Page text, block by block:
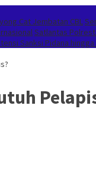
Cat Jembatan CBL
Satlantas
Sanksi Pidana